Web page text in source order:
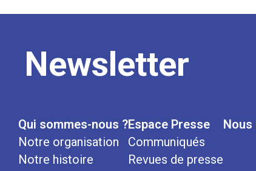
Newsletter
Qui sommes-nous ?
Notre organisation
Notre histoire
Espace Presse
Communiqués
Revues de presse